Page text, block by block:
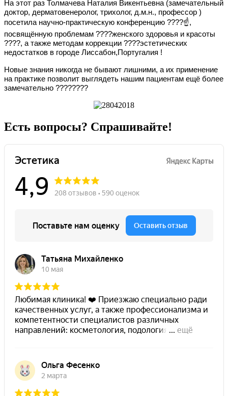
На этот раз Толмачева Наталия Викентьевна (замечательный
доктор, дерматовенеролог, трихолог, д.м.н., профессор )
посетила научно-практическую конференцию ????☝,
посвящённую проблемам ????женского здоровья и красоты
????, а также методам коррекции ????эстетических
недостатков в городе Лиссабон,Португалия !
Новые знания никогда не бывают лишними, а их применение
на практике позволит выглядеть нашим пациентам ещё более
замечательно ????????
Есть вопросы? Спрашивайте!